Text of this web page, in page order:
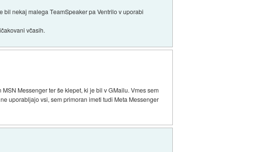
bil nekaj malega TeamSpeaker pa Ventrilo v uporabi
včasih.
Messenger ter še klepet, ki je bil v GMailu. Vmes sem
uporabljajo vsi, sem primoran imeti tudi Meta Messenger